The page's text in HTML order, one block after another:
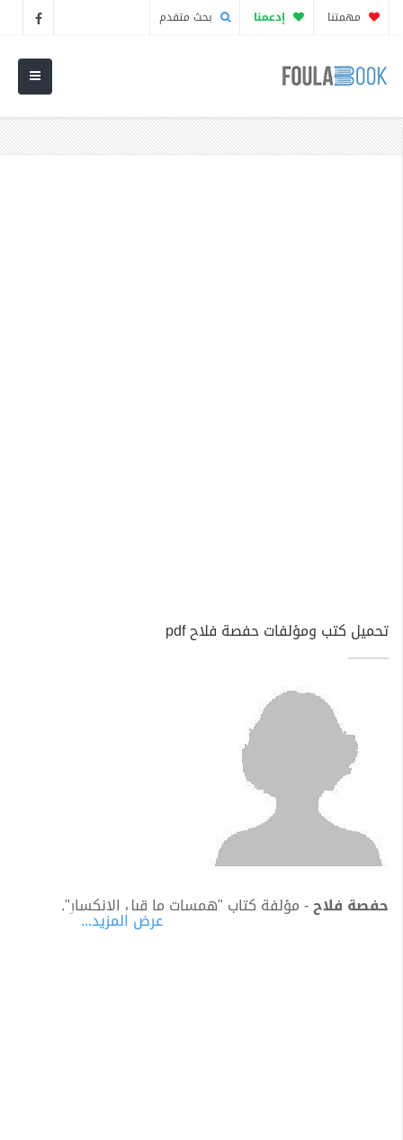
مهمتنا إدعمنا بحث متقدم
تحميل كتب ومؤلفات حفصة فلاح pdf
حفصة فلاح- مؤلفة كتاب "همسات ما قبل الانكسار".
عرض المزيد...